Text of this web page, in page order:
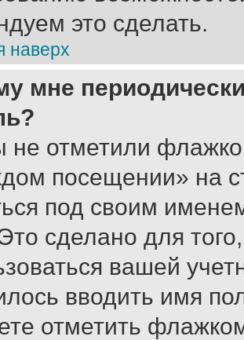
это сделать.
наверх
мне
не отметили
посещении» на
под своим
сделано для
вашей
вводить имя
отметить